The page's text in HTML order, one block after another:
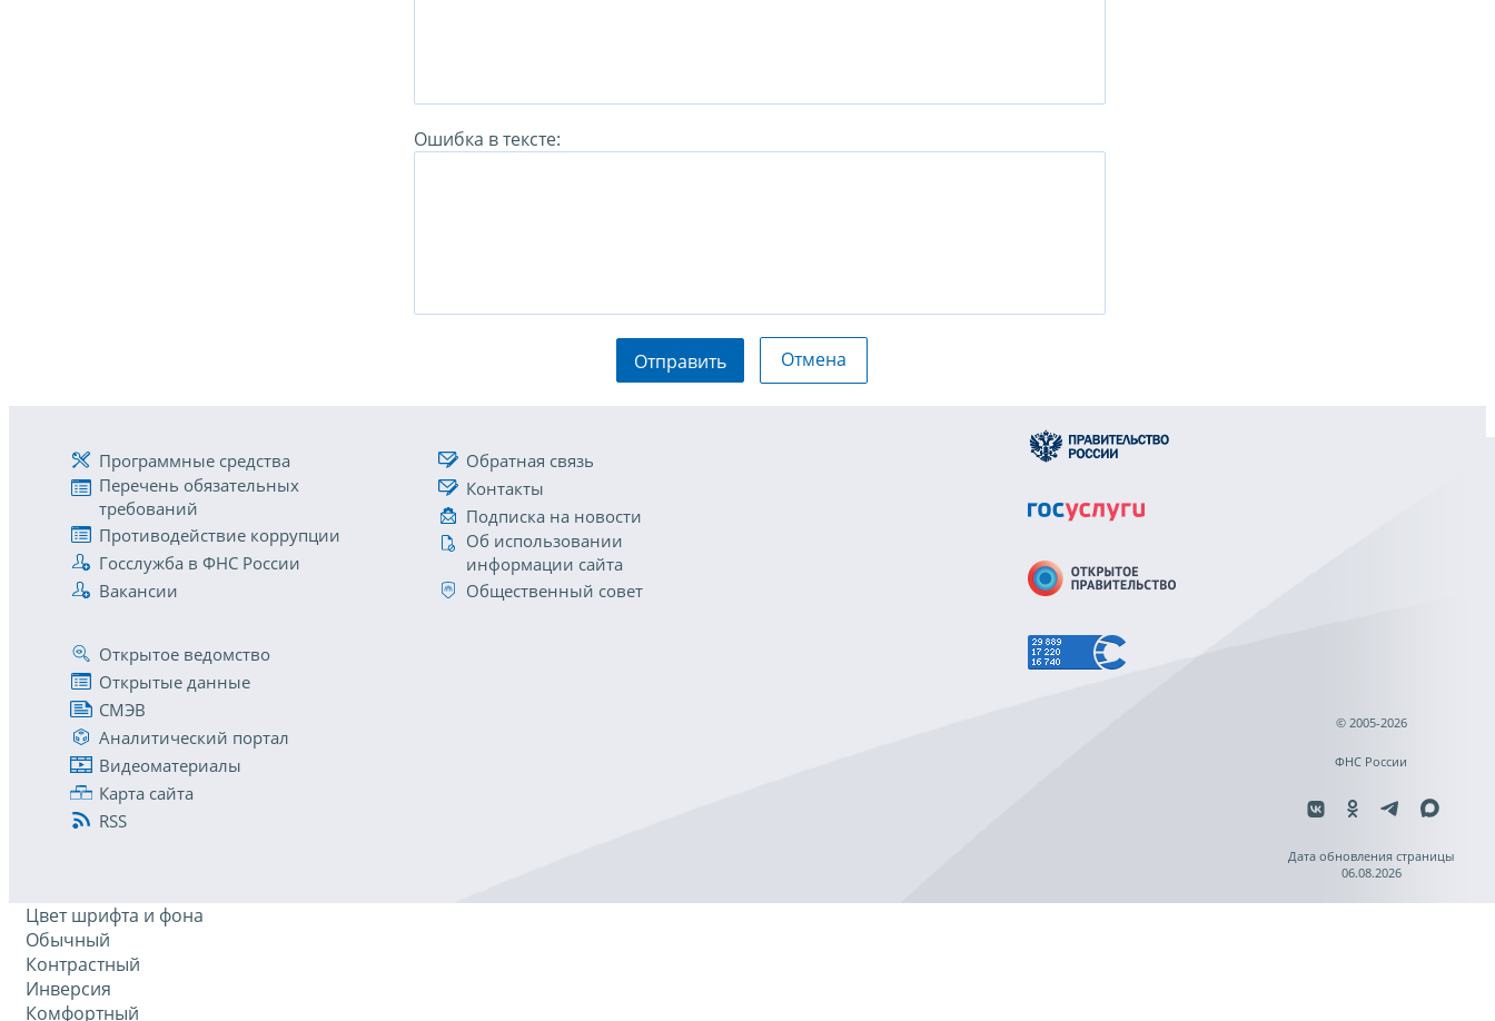
Ошибка в тексте:
Отправить Отмена
Программные средства
Перечень обязательных
требований
Противодействие коррупции
Госслужба в ФНС России
Вакансии
Обратная связь
Контакты
Подписка на новости
Об использовании
информации сайта
Общественный совет
Открытое ведомство
Открытые данные
СМЭВ
Аналитический портал
Видеоматериалы
Карта сайта
RSS
© 2005-2026
ФНС России
Дата обновления страницы
06.08.2026
Цвет шрифта и фона
Обычный
Контрастный
Инверсия
Комфортный